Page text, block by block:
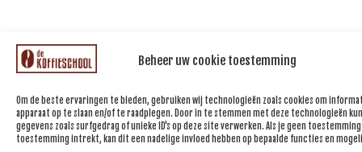
Beheer uw cookie toestemming
Om de beste ervaringen te bieden, gebruiken wij technologieën zoals cookies om
apparaat op te slaan en/of te raadplegen. Door in te stemmen met deze technologieën
gegevens zoals surfgedrag of unieke ID's op deze site verwerken. Als je geen
toestemming intrekt, kan dit een nadelige invloed hebben op bepaalde functies en